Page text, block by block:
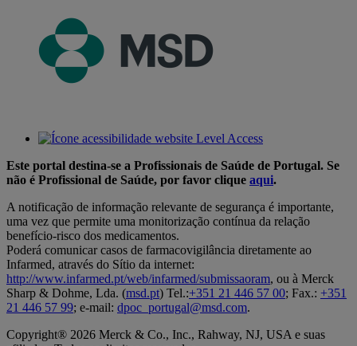
Este portal destina-se a Profissionais de Saúde de Portugal. Se
não é Profissional de Saúde, por favor clique aqui.
A notificação de informação relevante de segurança é importante,
uma vez que permite uma monitorização contínua da relação
benefício-risco dos medicamentos.
Poderá comunicar casos de farmacovigilância diretamente ao
Infarmed, através do Sítio da internet:
http://www.infarmed.pt/web/infarmed/submissaoram, ou à Merck
Sharp & Dohme, Lda. (msd.pt) Tel.:+351 21 446 57 00; Fax.: +351
21 446 57 99; e-mail: dpoc_portugal@msd.com.
Copyright® 2026 Merck & Co., Inc., Rahway, NJ, USA e suas